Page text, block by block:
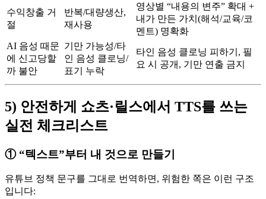
수익창출 거
절
반복/대량생산,
재사용
영상별 “내용의 변주” 확대 +
내가 만든 가치(해석/교육/코
멘트) 명확화
AI 음성 때문
에 신고당할
까 불안
기만 가능성/타
인 음성 클로닝/
표기 누락
타인 음성 클로닝 피하기, 필
요 시 공개, 기만 연출 금지
5) 안전하게 쇼츠·릴스에서 TTS를 쓰는
실전 체크리스트
① “텍스트”부터 내 것으로 만들기
유튜브 정책 문구를 그대로 번역하면, 위험한 쪽은 이런 구조
입니다: